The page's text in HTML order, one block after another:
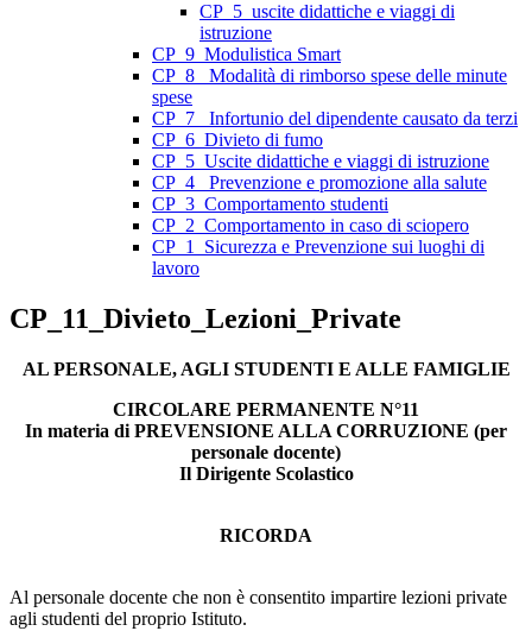
CP_5_uscite didattiche e viaggi di
istruzione
CP_9_Modulistica Smart
CP_8_ Modalità di rimborso spese delle minute
spese
CP_7_ Infortunio del dipendente causato da terzi
CP_6_Divieto di fumo
CP_5_Uscite didattiche e viaggi di istruzione
CP_4_ Prevenzione e promozione alla salute
CP_3_Comportamento studenti
CP_2_Comportamento in caso di sciopero
CP_1_Sicurezza e Prevenzione sui luoghi di
lavoro
CP_11_Divieto_Lezioni_Private
AL PERSONALE, AGLI STUDENTI E ALLE FAMIGLIE
CIRCOLARE PERMANENTE N°11
In materia di PREVENSIONE ALLA CORRUZIONE (per
personale docente)
Il Dirigente Scolastico
RICORDA
Al personale docente che non è consentito impartire lezioni private
agli studenti del proprio Istituto.